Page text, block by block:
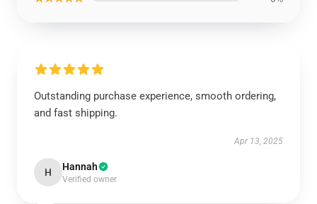
Outstanding purchase experience, smooth ordering,
and fast shipping.
Apr 13, 2025
H Hannah
Verified owner